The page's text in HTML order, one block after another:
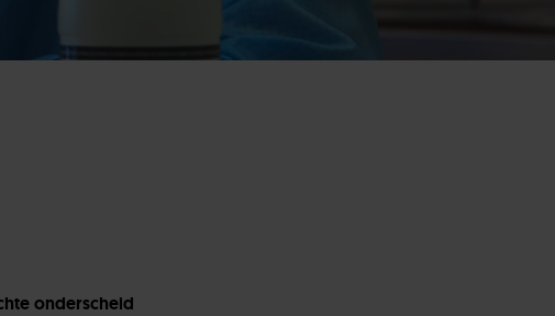
onderscheid